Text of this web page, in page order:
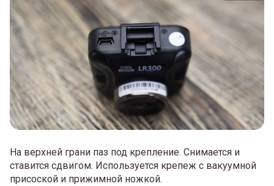
На верхней грани паз под крепление. Снимается и
ставится сдвигом. Используется крепеж с вакуумной
присоской и прижимной ножкой.